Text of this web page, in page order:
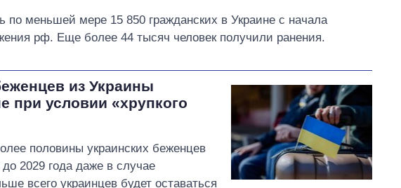
по меньшей мере 15 850 гражданских в Украине с начала
рф. Еще более 44 тысяч человек получили ранения.
из Украины
при условии «хрупкого
половины украинских беженцев
2029 года даже в случае
всего украинцев будет оставаться